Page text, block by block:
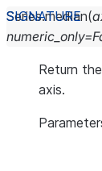
Series.median(
numeric_only=
Return
axis.